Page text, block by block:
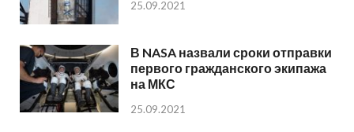
25.09.2021
В NASA назвали сроки отправки
первого гражданского экипажа
на МКС
25.09.2021